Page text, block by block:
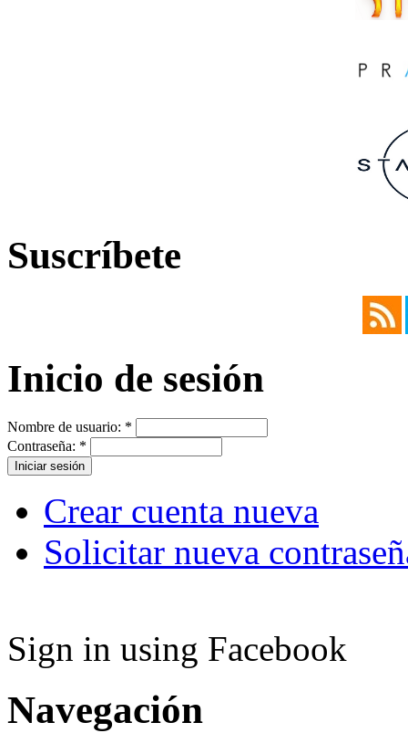
Suscríbete
Inicio de sesión
Nombre de usuario: *
Contraseña: *
Crear cuenta nueva
Solicitar nueva
Sign in using Facebook
Navegación